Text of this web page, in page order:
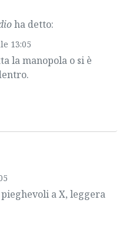
ha detto:
13:05
la manopola o si è
a X, leggera